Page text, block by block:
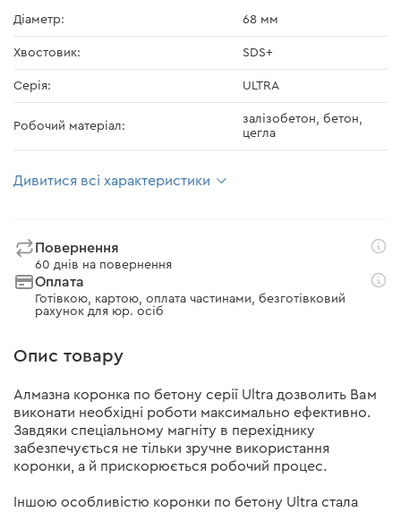
Діаметр: 68 мм
Хвостовик: SDS+
Серія: ULTRA
Робочий матеріал:
залізобетон, бетон,
цегла
Дивитися всі характеристики
Повернення
60 днів на повернення
Оплата
Готівкою, картою, оплата частинами, безготівковий
рахунок для юр. осіб
Опис товару
Алмазна коронка по бетону серії Ultra дозволить Вам
виконати необхідні роботи максимально ефективно.
Завдяки спеціальному магніту в перехіднику
забезпечується не тільки зручне використання
коронки, а й прискорюється робочий процес.
Іншою особливістю коронки по бетону Ultra стала